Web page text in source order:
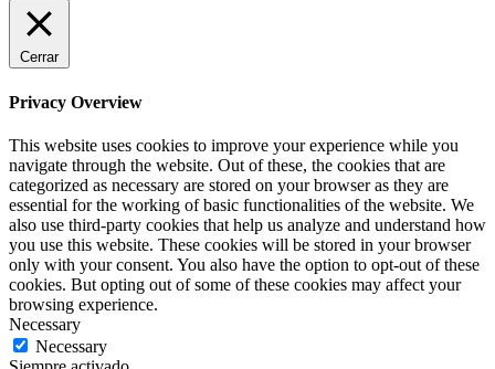
Cerrar
Privacy Overview
This website uses cookies to improve your experience while you
navigate through the website. Out of these, the cookies that are
categorized as necessary are stored on your browser as they are
essential for the working of basic functionalities of the website. We
also use third-party cookies that help us analyze and understand how
you use this website. These cookies will be stored in your browser
only with your consent. You also have the option to opt-out of these
cookies. But opting out of some of these cookies may affect your
browsing experience.
Necessary
Necessary